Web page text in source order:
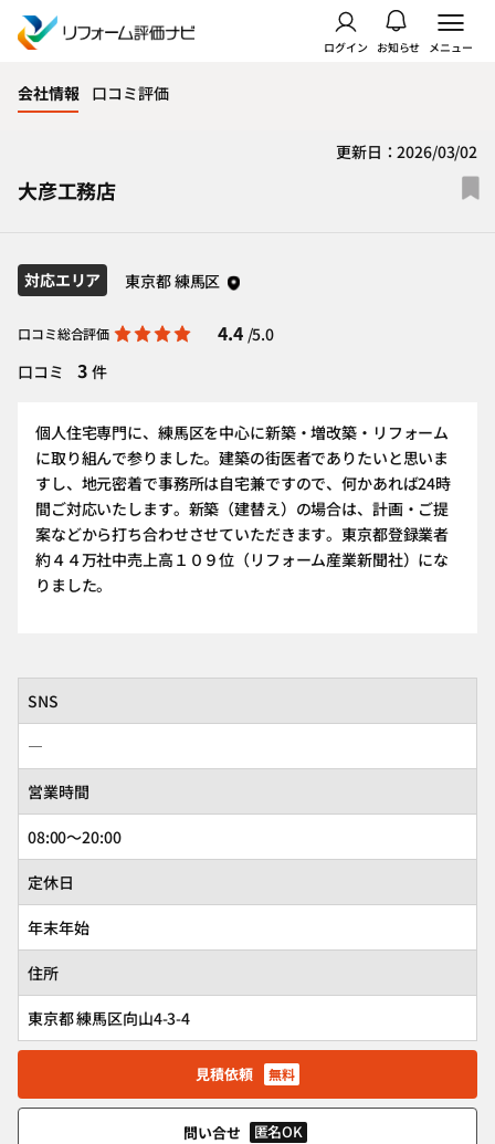
ログイン お知らせ メニュー
会社情報 口コミ評価
更新日：2026/03/02
大彦工務店
対応エリア 東京都 練馬区
口コミ総合評価 4.4 /5.0
口コミ
3 件
個人住宅専門に、練馬区を中心に新築・増改築・リフォーム
に取り組んで参りました。建築の街医者でありたいと思いま
すし、地元密着で事務所は自宅兼ですので、何かあれば24時
間ご対応いたします。新築（建替え）の場合は、計画・ご提
案などから打ち合わせさせていただきます。東京都登録業者
約４４万社中売上高１０９位（リフォーム産業新聞社）にな
りました。
SNS
―
営業時間
08:00～20:00
定休日
年末年始
住所
東京都 練馬区向山4-3-4
見積依頼 無料
問い合せ 匿名OK